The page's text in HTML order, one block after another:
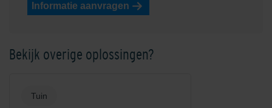
Kobalt
Informatie aanvragen
Bekijk overige oplossingen?
Tuin